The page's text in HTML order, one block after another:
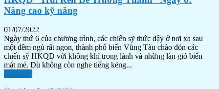
Nâng cao kỹ năng
01/07/2022
Ngày thứ 6 của chương trình, các chiến sỹ thức dậy ở nơi xa sau
một đêm ngủ rất ngon, thành phố biển Vũng Tàu chào đón các
chiến sỹ HKQĐ với không khí trong lành và những làn gió biển
mát mẻ. Dù không còn nghe tiếng kẻng...